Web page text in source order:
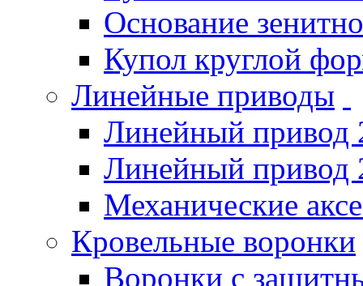
Основание
Купол круглой
Линейные приводы
Линейный привод
Линейный привод
Механические
Кровельные воронки
Воронки с